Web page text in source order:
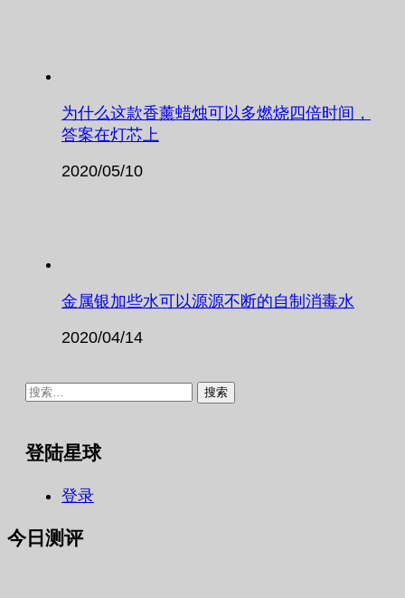
为什么这款香薰蜡烛可以多燃烧四倍时间，
答案在灯芯上
2020/05/10
金属银加些水可以源源不断的自制消毒水
2020/04/14
搜
登陆星球
登录
今日测评